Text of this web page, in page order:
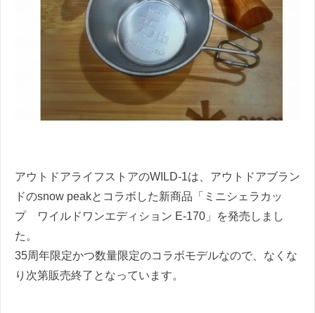
アウトドアライフストアのWILD-1は、アウトドアブラン
ドのsnow peakとコラボした新商品「ミニシェラカッ
プ ワイルドワンエディション E-170」を発売しまし
た。
35周年限定かつ数量限定のコラボモデルなので、なくな
り次第販売終了となっています。